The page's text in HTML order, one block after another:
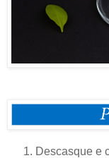
Descasque e